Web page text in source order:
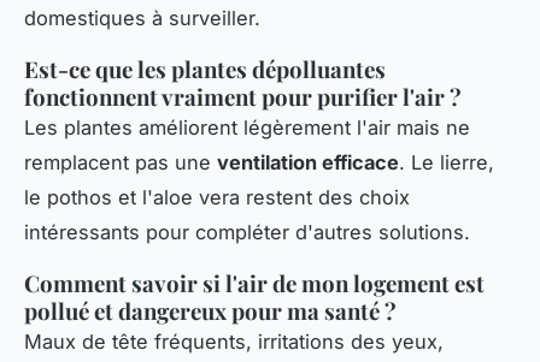
domestiques à surveiller.
Est-ce que les plantes dépolluantes
fonctionnent vraiment pour purifier l'air ?
Les plantes améliorent légèrement l'air mais ne
remplacent pas une ventilation efficace. Le lierre,
le pothos et l'aloe vera restent des choix
intéressants pour compléter d'autres solutions.
Comment savoir si l'air de mon logement est
pollué et dangereux pour ma santé ?
Maux de tête fréquents, irritations des yeux,